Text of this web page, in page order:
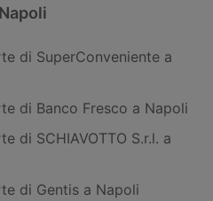
di SuperConveniente a
di Banco Fresco a Napoli
di SCHIAVOTTO S.r.l. a
di Gentis a Napoli